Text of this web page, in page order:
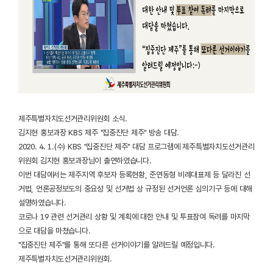
제주특별자치도선거관리위원회 소식.
김지현 홍보과장 KBS 제주 "집중진단 제주" 방송 대담.
2020. 4. 1.(수) KBS "집중진단 제주" 대담 프로그램에 제주특별자치도선거관리
위원회 김지현 홍보과장님이 출연하였습니다.
이번 대담에서는 제주지역 후보자 등록현황, 준연동형 비례대표제 등 달라진 선
거법, 언론공정보도의 중요성 및 선거법 상 규정된 선거언론 심의기구 등에 대해
설명하였습니다.
코로나 19 관련 선거관리 상황 및 계획에 대한 안내 및 투표참여 독려를 마지막
으로 대담을 마쳤습니다.
"집중진단 제주"를 통해 또다른 선거이야기를 알려드릴 예정입니다.
제주특별자치도선거관리위원회.